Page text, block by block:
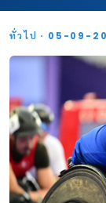
ทั่วไป · 05-09-